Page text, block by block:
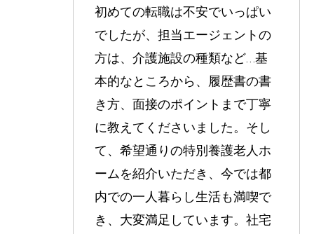
初めての転職は不安でいっぱい
でしたが、担当エージェントの
方は、介護施設の種類など…基
本的なところから、履歴書の書
き方、面接のポイントまで丁寧
に教えてくださいました。そし
て、希望通りの特別養護老人ホ
ームを紹介いただき、今では都
内での一人暮らし生活も満喫で
き、大変満足しています。社宅